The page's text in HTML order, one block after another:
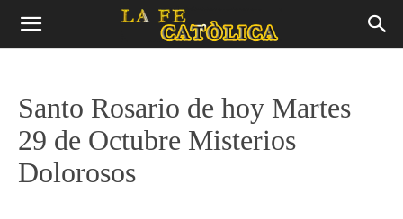
Santo Rosario de hoy Martes
29 de Octubre Misterios
Dolorosos